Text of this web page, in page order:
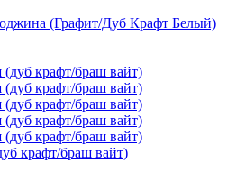
(Графит/Дуб Крафт Белый)
крафт/браш вайт)